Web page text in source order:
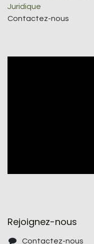
Juridique
Contactez-nous
Rejoignez-nous
Contactez-nous